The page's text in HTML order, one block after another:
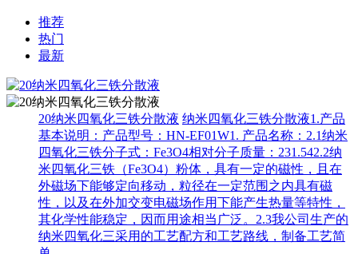
推荐
热门
最新
20纳米四氧化三铁分散液 纳米四氧化三铁分散液1.产品
基本说明：产品型号：HN-EF01W1. 产品名称：2.1纳米
四氧化三铁分子式：Fe3O4相对分子质量：231.542.2纳
米四氧化三铁（Fe3O4）粉体，具有一定的磁性，且在
外磁场下能够定向移动，粒径在一定范围之内具有磁
性，以及在外加交变电磁场作用下能产生热量等特性，
其化学性能稳定，因而用途相当广泛。2.3我公司生产的
纳米四氧化三采用的工艺配方和工艺路线，制备工艺简